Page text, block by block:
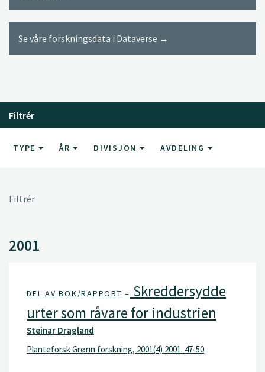
Se våre forskningsdata i Dataverse →
Filtrér
TYPE ÅR DIVISJON AVDELING
Filtrér
2001
DEL AV BOK/RAPPORT – Skreddersydde
urter som råvare for industrien
Steinar Dragland
Planteforsk Grønn forskning, 2001(4) 2001. 47-50